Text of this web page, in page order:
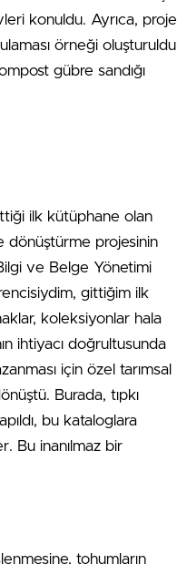
konuldu. Ayrıca, proje
örneği oluşturuldu
gübre sandığı
ilk kütüphane olan
dönüştürme projesinin
ve Belge Yönetimi
gittiğim ilk
koleksiyonlar hala
ihtiyacı doğrultusunda
için özel tarımsal
Burada, tıpkı
bu kataloglara
Bu inanılmaz bir
tohumların